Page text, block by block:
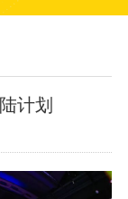
计划